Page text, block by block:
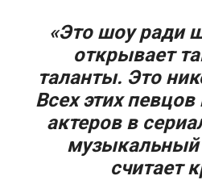
«Это шоу ради
открывает
таланты. Это
Всех этих
актеров в
музыкальный
считает